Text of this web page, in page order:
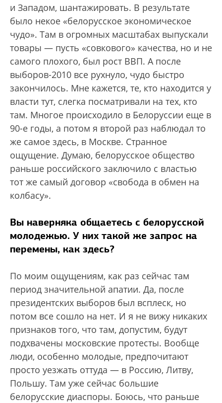
и Западом, шантажировать. В результате
было некое «белорусское экономическое
чудо». Там в огромных масштабах выпускали
товары — пусть «совкового» качества, но и не
самого плохого, был рост ВВП. А после
выборов-2010 все рухнуло, чудо быстро
закончилось. Мне кажется, те, кто находится у
власти тут, слегка посматривали на тех, кто
там. Многое происходило в Белоруссии еще в
90-е годы, а потом я второй раз наблюдал то
же самое здесь, в Москве. Странное
ощущение. Думаю, белорусское общество
раньше российского заключило с властью
тот же самый договор «свобода в обмен на
колбасу».
Вы наверняка общаетесь с белорусской
молодежью. У них такой же запрос на
перемены, как здесь?
По моим ощущениям, как раз сейчас там
период значительной апатии. Да, после
президентских выборов был всплеск, но
потом все сошло на нет. И я не вижу никаких
признаков того, что там, допустим, будут
подхвачены московские протесты. Вообще
люди, особенно молодые, предпочитают
просто уезжать оттуда — в Россию, Литву,
Польшу. Там уже сейчас большие
белорусские диаспоры. Боюсь, что раньше